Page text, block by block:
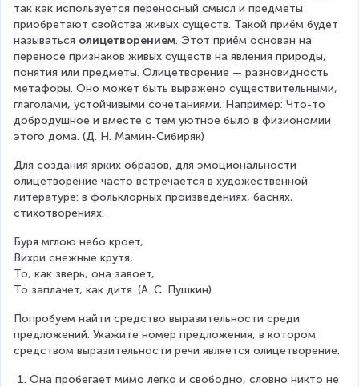
так как используется переносный смысл и предметы
приобретают свойства живых существ. Такой приём будет
называться олицетворением. Этот приём основан на
переносе признаков живых существ на явления природы,
понятия или предметы. Олицетворение — разновидность
метафоры. Оно может быть выражено существительными,
глаголами, устойчивыми сочетаниями. Например: Что-то
добродушное и вместе с тем уютное было в физиономии
этого дома. (Д. Н. Мамин-Сибиряк)
Для создания ярких образов, для эмоциональности
олицетворение часто встречается в художественной
литературе: в фольклорных произведениях, баснях,
стихотворениях.
Буря мглою небо кроет,
Вихри снежные крутя,
То, как зверь, она завоет,
То заплачет, как дитя. (А. С. Пушкин)
Попробуем найти средство выразительности среди
предложений. Укажите номер предложения, в котором
средством выразительности речи является олицетворение.
Она пробегает мимо легко и свободно, словно никто не